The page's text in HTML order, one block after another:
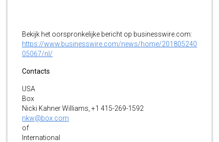
Bekijk het oorspronkelijke bericht op businesswire.com:
https://www.businesswire.com/news/home/201805240
05067/nl/
Contacts
USA
Box
Nicki Kahner Williams, +1 415-269-1592
nkw@box.com
of
International